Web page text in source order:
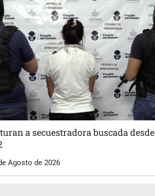
a secuestradora buscada desde
Agosto de 2026